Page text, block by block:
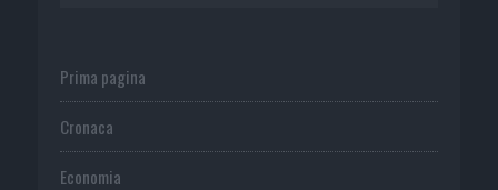
Prima pagina
Cronaca
Economia